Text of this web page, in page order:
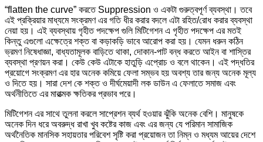
“flatten the curve” করতে Suppression ও একটা গুরুত্বপূর্ণ ব্যবস্থা। তবে
এই প্রক্রিয়ার মাধ্যমে সংক্রমণ এর গতি ধীর করার বদলে এটা রহিত/রোধ করার ব্যবস্থা
নেয়া হয়। এই ব্যবস্থায় গৃহীত পদক্ষেপ গুলি মিটিগেশন এ গৃহীত পদক্ষেপ এর মতই
কিন্তু এগুলো এক্ষেত্রে শক্ত বা কড়াকড়ি ভাবে আরোপ করা হয়। যেমন ধরুন কঠিন
ভ্রমণ নিষেধাজ্ঞা, বাধ্যতামূলক বাড়িতে থাকা, দোকান-পাট বন্ধ করতে আইন বা শাস্তির
ব্যবস্থা প্রণয়ন করা। কেউ কেউ এটাকে হাতুড়ি এপ্রোচ ও বলে থাকেন। এই পদ্ধতির
প্রয়োগে সংক্রমণ এর হার অনেক কমিয়ে ফেলা সম্ভব হয় অবশ্য তার জন্য অনেক মূল্য
ও দিতে হয়। সারা দেশ কে শক্ত ও দীর্ঘমেয়াদী লক ডাউন এ ফেলাতে সমাজ এবং
অর্থনীতিতে এর মারাত্মক ক্ষতিকর প্রভাব পরে।
মিটিগেশন এর সাথে তুলনা করলে সাপ্রেশন ব্যর্থ হওয়ার ঝুঁকি অনেক বেশি। মানুষকে
অনেক দিন ধরে অবরুদ্ধ রাখা খুব কষ্টের কাজ এবং এর জন্য যে পরিমান সামাজিক
অর্থনৈতিক মানসিক সহায়তার পরিবেশ সৃষ্টি করা প্রয়োজন তা নিম্ন ও মধ্যম আয়ের দেশে